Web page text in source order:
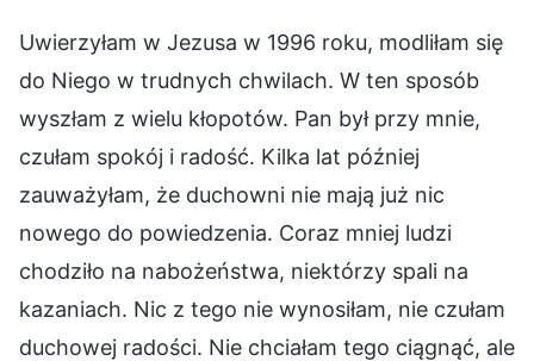
Uwierzyłam w Jezusa w 1996 roku, modliłam się
do Niego w trudnych chwilach. W ten sposób
wyszłam z wielu kłopotów. Pan był przy mnie,
czułam spokój i radość. Kilka lat później
zauważyłam, że duchowni nie mają już nic
nowego do powiedzenia. Coraz mniej ludzi
chodziło na nabożeństwa, niektórzy spali na
kazaniach. Nic z tego nie wynosiłam, nie czułam
duchowej radości. Nie chciałam tego ciągnąć, ale